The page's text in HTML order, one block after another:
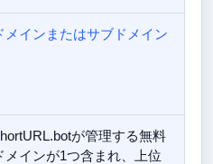
メインまたはサブドメイン
が管理する無料
メインが1つ含まれ、上位